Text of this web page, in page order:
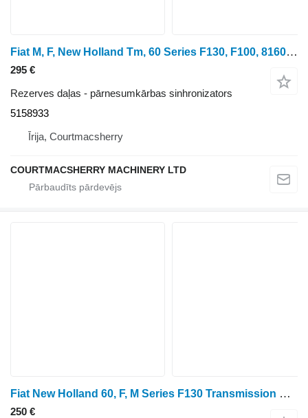
Fiat M, F, New Holland Tm, 60 Series F130, F100, 8160, F120 Synchroni 5158933 pārnesumkārbas sinhronizators paredzēts New Holland TM115, TM120, TM125, TM130, TM140 riteņtraktora
295 €
Rezerves daļas - pārnesumkārbas sinhronizators
5158933
Īrija, Courtmacsherry
COURTMACSHERRY MACHINERY LTD
Fiat New Holland 60, F, M Series F130 Transmission Pto Plate 5151448 paredzēts riteņtraktora
250 €